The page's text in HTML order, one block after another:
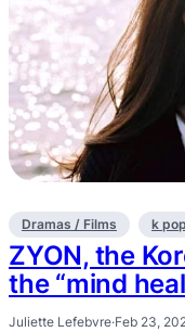
Dramas / Films k pop
ZYON, the
the “mind
Juliette Lefebvre·Feb 23,